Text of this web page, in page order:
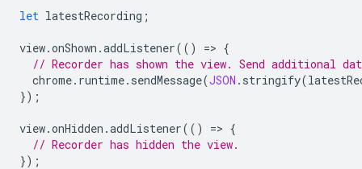
let latestRecording ;
view.onShown .addListener(() => {
// Recorder has shown the view. Send additional
chrome. runtime. sendMessage(JSON . stringify(
});
view.onHidden .addListener(() => {
// Recorder has hidden the view.
});